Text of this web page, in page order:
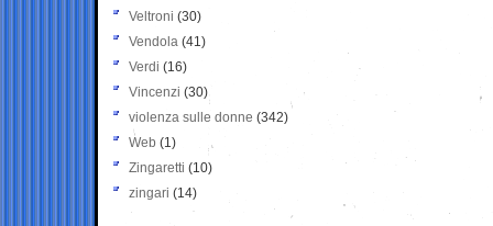
Veltroni (30)
Vendola (41)
Verdi (16)
Vincenzi (30)
violenza sulle donne (342)
Web (1)
Zingaretti (10)
zingari (14)